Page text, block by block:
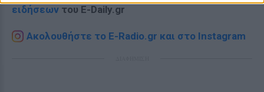
ειδήσεων του E-Daily.gr
Ακολουθήστε το E-Radio.gr και στο Instagram